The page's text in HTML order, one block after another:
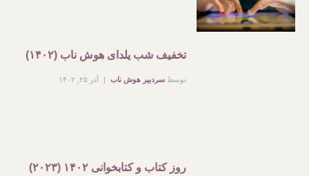
تخفیف شب یلدای هوش ناب (۱۴۰۲)
توسط سردبیر هوش ناب آذر ۲۵, ۱۴۰۲
روز کتاب و کتابخوانی ۱۴۰۲ (۲۰۲۳)